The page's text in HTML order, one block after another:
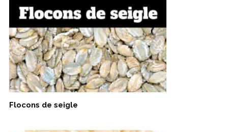
$6.50
Flocons de seigle